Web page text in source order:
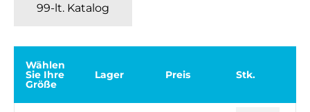
99-lt. Katalog
Wählen
Sie Ihre
Größe
Lager Preis Stk.